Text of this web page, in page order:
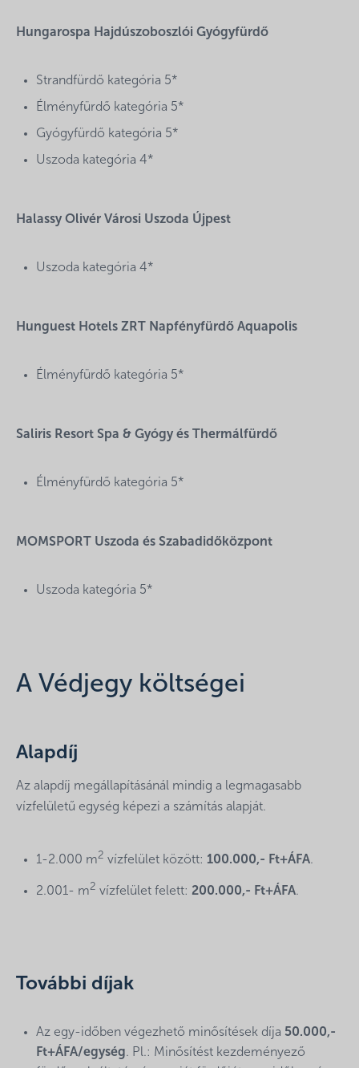
Hungarospa Hajdúszoboszlói Gyógyfürdő
Strandfürdő kategória 5*
Élményfürdő kategória 5*
Gyógyfürdő kategória 5*
Uszoda kategória 4*
Halassy Olivér Városi Uszoda Újpest
Uszoda kategória 4*
Hunguest Hotels ZRT Napfényfürdő Aquapolis
Élményfürdő kategória 5*
Saliris Resort Spa & Gyógy és Thermálfürdő
Élményfürdő kategória 5*
MOMSPORT Uszoda és Szabadidőközpont
Uszoda kategória 5*
A Védjegy költségei
Alapdíj
Az alapdíj megállapításánál mindig a legmagasabb
vízfelületű egység képezi a számítás alapját.
1-2.000 m2 vízfelület között: 100.000,- Ft+ÁFA.
2.001- m2 vízfelület felett: 200.000,- Ft+ÁFA.
További díjak
Az egy-időben végezhető minősítések díja 50.000,-
Ft+ÁFA/egység. Pl.: Minősítést kezdeményező